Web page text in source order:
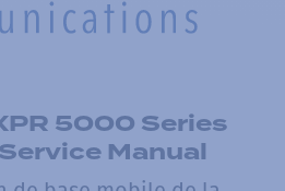
5000 Series
Manual